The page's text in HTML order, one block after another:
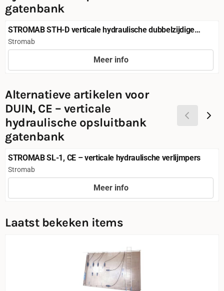
gatenbank
STROMAB STH-D verticale hydraulische dubbelzijdige
verlijmpers
Merk:
Stromab
Meer info
Alternatieve artikelen voor
DUIN, CE – verticale
hydraulische opsluitbank
gatenbank
STROMAB SL-1, CE – verticale hydraulische verlijmpers
Merk:
Stromab
Meer info
Laatst bekeken items